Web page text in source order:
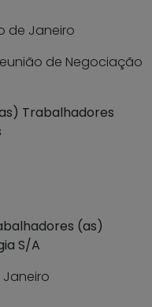
de Janeiro
de Negociação
Trabalhadores
(as)
S/A
Janeiro